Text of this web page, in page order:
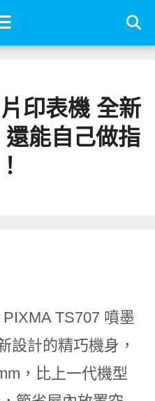
印表機 全新
能自己做指
TS707 噴墨
設計的精巧機身，
，比上一代機型